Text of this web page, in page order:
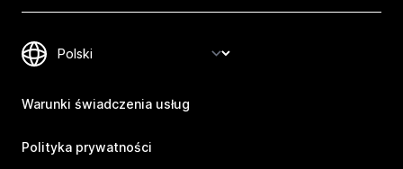
Warunki świadczenia usług
Polityka prywatności